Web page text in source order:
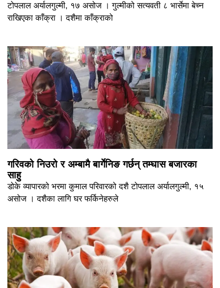
टोपलाल अर्यालगुल्मी, १७ असोज । गुल्मीको सत्यवती ८ भार्सेमा बेच्न
राखिएका काँक्रा । दशैमा काँक्राको
गरिवको निउरो र अम्बामै बार्गेनिङ गर्छन् तम्घास बजारका
साहु
डोके व्यापारको भरमा कुमाल परिवारको दशै टोपलाल अर्यालगुल्मी, १५
असोज । दशैका लागि घर फर्किनेहरुले